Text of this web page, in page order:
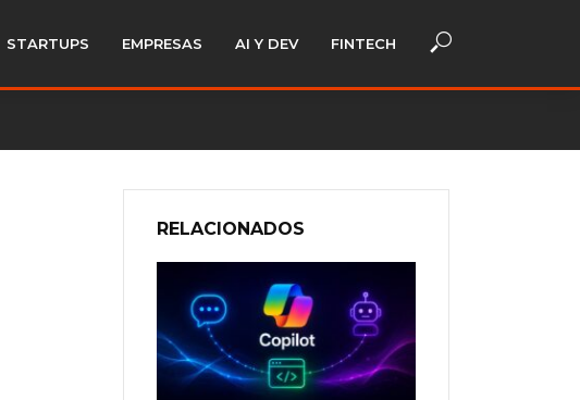
STARTUPS EMPRESAS AI Y DEV FINTECH
RELACIONADOS